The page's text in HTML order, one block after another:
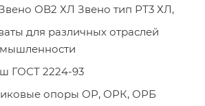
ОВ2 ХЛ Звено тип РТ3 ХЛ,
для различных отраслей
ГОСТ 2224-93
опоры ОР, ОРК, ОРБ